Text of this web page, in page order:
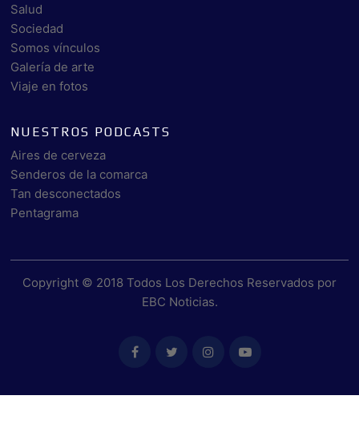
Salud
Sociedad
Somos vínculos
Galería de arte
Viaje en fotos
NUESTROS PODCASTS
Aires de cerveza
Senderos de la comarca
Tan desconectados
Pentagrama
Copyright © 2018 Todos Los Derechos Reservados por
EBC Noticias.